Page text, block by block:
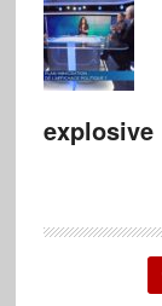
explosive